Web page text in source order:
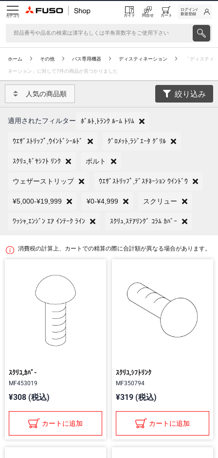
カテゴリ ガイド 問合せ カート
ログイン/
新規登録
ホーム その他 バス専用機器 ディスティネーション 「ディスティ
ネーション」に対して7件の商品が見つかりました
人気の商品順 絞り込み
適用されたフィルター ﾎﾞﾙﾄ,ﾄﾗﾝｸ ﾙｰﾑ ﾄﾘﾑ
ｳｴｻﾞｽﾄﾘｯﾌﾟ,ｳｲﾝﾄﾞｼｰﾙﾄﾞ ｸﾞﾛﾒｯﾄ,ﾗｼﾞｴｰﾀ ｸﾞﾘﾙ
ｽｸﾘｭ,ｷﾞﾔｼﾌﾄ ﾘﾝｸ ボルト
ウェザーストリップ ｳｴｻﾞｽﾄﾘｯﾌﾟ,ﾃﾞｽﾁﾈｰｼｮﾝ ｳｲﾝﾄﾞｳ
¥5,000-¥19,999 ¥0-¥4,999 スクリュー
ﾜｯｼｬ,ｴﾝｼﾞﾝ ｴｱ ｲﾝﾃｰｸ ﾗｲﾝ ｽｸﾘｭ,ｽﾃｱﾘﾝｸﾞ ｺﾗﾑ ｶﾊﾞｰ
消費税の計算上、カートでの精算の際に合計額が異なる場合があります。
ｽｸﾘﾕ,ｶﾊﾞ-
MF453019
¥308 (税込)
カートに追加
ｽｸﾘﾕ,ｼﾌﾄﾘﾝｸ
MF350794
¥319 (税込)
カートに追加